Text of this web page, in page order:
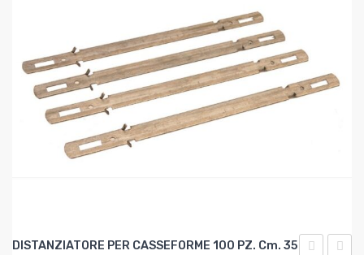
DISTANZIATORE PER CASSEFORME 100 PZ. Cm. 35